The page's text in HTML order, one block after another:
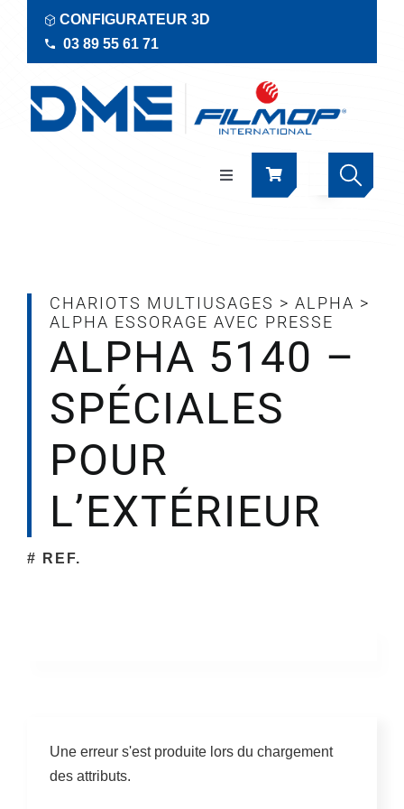
contenu
CONFIGURATEUR 3D
03 89 55 61 71
Navigation
Documentations
Société
CHARIOTS MULTIUSAGES > ALPHA >
ALPHA ESSORAGE AVEC PRESSE
ALPHA 5140 –
SPÉCIALES
POUR
L’EXTÉRIEUR
# REF.
Une erreur s'est produite lors du chargement
des attributs.